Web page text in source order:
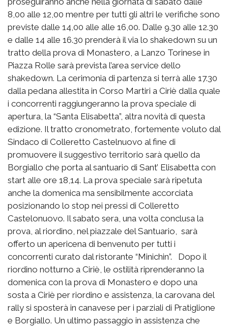
8,00 alle 12,00 mentre per tutti gli altri le verifiche sono
previste dalle 14,00 alle alle 16,00. Dalle 9.30 alle 12.30
e dalle 14 alle 16.30 prenderà il via lo shakedown su un
tratto della prova di Monastero, a Lanzo Torinese in
Piazza Rolle sarà prevista l’area service dello
shakedown. La cerimonia di partenza si terrà alle 17.30
dalla pedana allestita in Corso Martiri a Ciriè dalla quale
i concorrenti raggiungeranno la prova speciale di
apertura, la “Santa Elisabetta”, altra novità di questa
edizione. Il tratto cronometrato, fortemente voluto dal
Sindaco di Colleretto Castelnuovo al fine di
promuovere il suggestivo territorio sarà quello da
Borgiallo che porta al santuario di Sant’ Elisabetta con
start alle ore 18,14. La prova speciale sarà ripetuta
anche la domenica ma sensibilmente accorciata
posizionando lo stop nei pressi di Colleretto
Castelonuovo. Il sabato sera, una volta conclusa la
prova, al riordino, nel piazzale del Santuario, sarà
offerto un apericena di benvenuto per tutti i
concorrenti curato dal ristorante “Minichin”. Dopo il
riordino notturno a Ciriè, le ostilità riprenderanno la
domenica con la prova di Monastero e dopo una
sosta a Ciriè per riordino e assistenza, la carovana del
rally si sposterà in canavese per i parziali di Pratiglione
e Borgiallo. Un ultimo passaggio in assistenza che